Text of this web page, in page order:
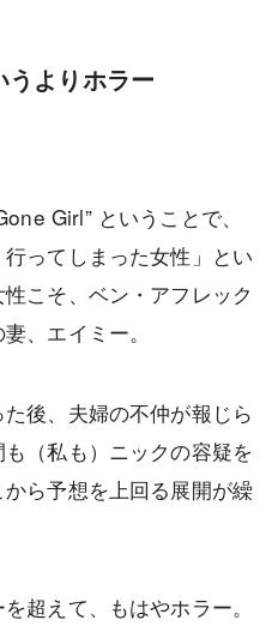
うよりホラー
Girl” ということで、
ってしまった女性」とい
こそ、ベン・アフレック
、エイミー。
後、夫婦の不仲が報じら
（私も）ニックの容疑を
ら予想を上回る展開が繰
超えて、もはやホラー。